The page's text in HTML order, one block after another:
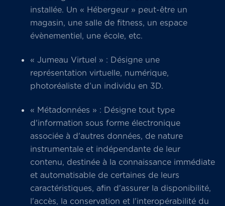
installée. Un « Hébergeur » peut-être un
magasin, une salle de fitness, un espace
évènementiel, une école, etc.
« Jumeau Virtuel » : Désigne une
représentation virtuelle, numérique,
photoréaliste d’un individu en 3D.
« Métadonnées » : Désigne tout type
d'information sous forme électronique
associée à d'autres données, de nature
instrumentale et indépendante de leur
contenu, destinée à la connaissance immédiate
et automatisable de certaines de leurs
caractéristiques, afin d'assurer la disponibilité,
l'accès, la conservation et l'interopérabilité du